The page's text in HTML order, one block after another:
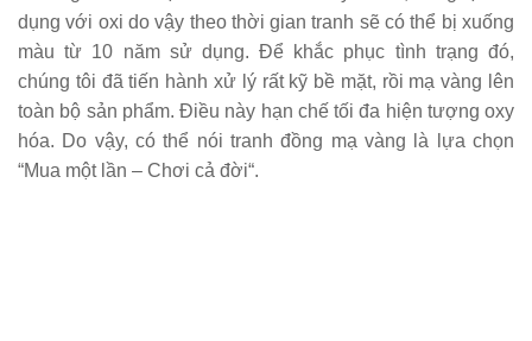
dụng với oxi do vậy theo thời gian tranh sẽ có thể bị xuống
màu từ 10 năm sử dụng. Để khắc phục tình trạng đó,
chúng tôi đã tiến hành xử lý rất kỹ bề mặt, rồi mạ vàng lên
toàn bộ sản phẩm. Điều này hạn chế tối đa hiện tượng oxy
hóa. Do vậy, có thể nói tranh đồng mạ vàng là lựa chọn
“Mua một lần – Chơi cả đời“.